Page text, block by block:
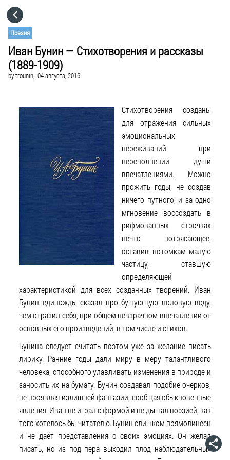
Поэзия
Иван Бунин — Стихотворения и рассказы
(1889-1909)
bytrounin, 04 августа, 2016
Стихотворения созданы
для отражения сильных
эмоциональных
переживаний при
переполнении души
впечатлениями. Можно
прожить годы, не создав
ничего путного, и за одно
мгновение воссоздать в
рифмованных строчках
нечто потрясающее,
оставив потомкам малую
частицу, ставшую
определяющей
характеристикой для всех созданных творений. Иван
Бунин единожды сказал про бушующую половую воду,
чем отразил себя, при общем невзрачном впечатлении от
основных его произведений, в том числе и стихов.
Бунина следует считать поэтом уже за желание писать
лирику. Ранние годы дали миру в меру талантливого
человека, способного улавливать изменения в природе и
заносить их на бумагу. Бунин создавал подобие очерков,
не проявляя излишней фантазии, сообщая обыкновенные
явления. Иван не играл с формой и не дышал поэзией, как
того хотелось бы читателю. Бунин слишком прямолинеен
и не даёт представления о своих эмоциях. Он желал
писать, но из под пера выходил плод наблюдательных
CATEGORIES
VISIT WEBSITE